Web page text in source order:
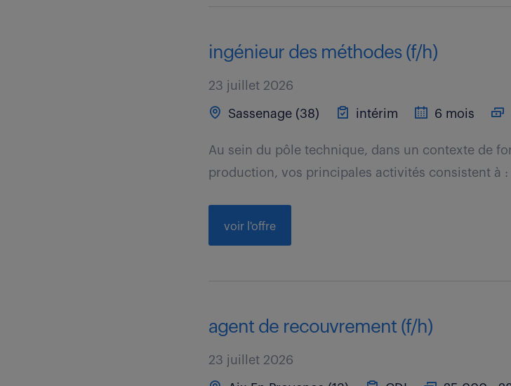
ingénieur des méthodes (f/h)
23 juillet 2026
Sassenage (38) intérim 6 mois
Au sein du pôle technique, dans un contexte de
production, vos principales activités consistent à
voir l'offre
agent de recouvrement (f/h)
23 juillet 2026